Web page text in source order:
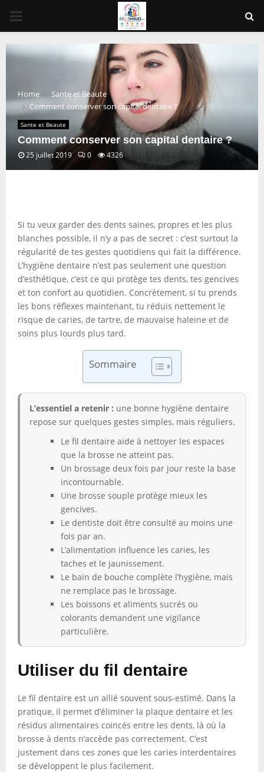
PRIMARY
MENU
Home
Sante et Beaute
Comment conserver son capital dentaire ?
Sante et Beaute
Comment conserver son capital dentaire ?
25 juillet 2019 0 4326
Si tu veux garder des dents saines, propres et les plus
blanches possible, il n’y a pas de secret : c’est surtout la
régularité de tes gestes quotidiens qui fait la différence.
L’hygiène dentaire n’est pas seulement une question
d’esthétique, c’est ce qui protège tes dents, tes gencives
et ton confort au quotidien. Concrètement, si tu prends
les bons réflexes maintenant, tu réduis nettement le
risque de caries, de tartre, de mauvaise haleine et de
soins plus lourds plus tard.
Sommaire
L’essentiel a retenir : une bonne hygiène dentaire
repose sur quelques gestes simples, mais réguliers.
Le fil dentaire aide à nettoyer les espaces
que la brosse ne atteint pas.
Un brossage deux fois par jour reste la base
incontournable.
Une brosse souple protège mieux les
gencives.
Le dentiste doit être consulté au moins une
fois par an.
L’alimentation influence les caries, les
taches et le jaunissement.
Le bain de bouche complète l’hygiène, mais
ne remplace pas le brossage.
Les boissons et aliments sucrés ou
colorants demandent une vigilance
particulière.
Utiliser du fil dentaire
Le fil dentaire est un allié souvent sous-estimé. Dans la
pratique, il permet d’éliminer la plaque dentaire et les
résidus alimentaires coincés entre les dents, là où la
brosse à dents n’accède pas correctement. C’est
justement dans ces zones que les caries interdentaires
se développent le plus facilement.